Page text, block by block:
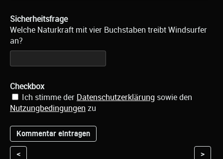
Sicherheitsfrage
Welche Naturkraft mit vier Buchstaben treibt Windsurfer
an?
Checkbox
Ich stimme der Datenschutzerklärung sowie den
Nutzungbedingungen zu
< >